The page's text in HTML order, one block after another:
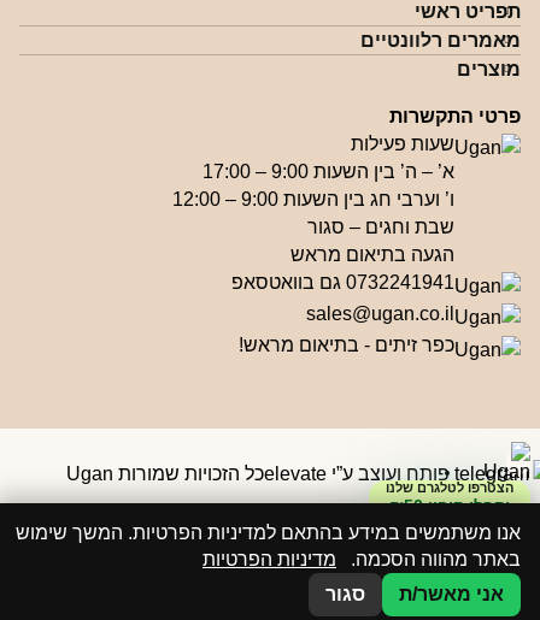
תפריט ראשי
מאמרים רלוונטיים
מוצרים
פרטי התקשרות
שעות פעילות
א’ – ה’ בין השעות 9:00 – 17:00
ו’ וערבי חג בין השעות 9:00 – 12:00
שבת וחגים – סגור
הגעה בתיאום מראש
0732241941 גם בוואטסאפ
sales@ugan.co.il
כפר זיתים - בתיאום מראש!
פותח ועוצב ע”י elevate כל הזכויות שמורות Ugan
הצטרפו לטלגרם שלנו
וקבלו קופון ₪50
אנו משתמשים במידע בהתאם למדיניות הפרטיות. המשך שימוש
באתר מהווה הסכמה.
מדיניות הפרטיות
אני מאשר/ת
סגור